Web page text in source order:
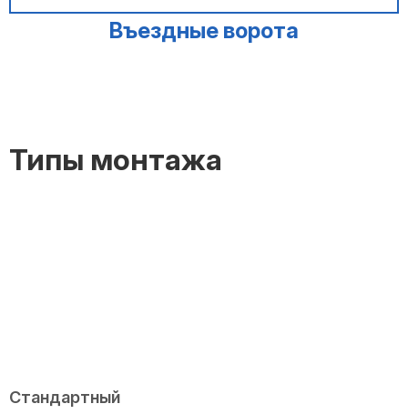
Въездные ворота
Типы монтажа
Стандартный